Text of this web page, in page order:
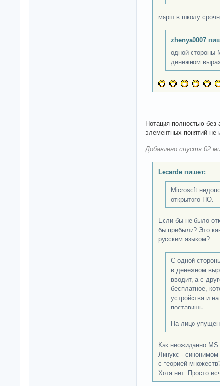
марш в школу
zhenya0007
одной стороны
денежном
Нотация полностью без
элементных понятий не
Добавлено спустя 02
Lecarde пишет:
Microsoft
открытого ПО.
Если бы не было
бы прибыли? Это
русским языком?
С одной
в денежном
вводит, а с
бесплатное,
устройства и
поставишь.
На лицо
Как неожиданно
Линукс - синонимом
с теорией
Хотя нет. Просто